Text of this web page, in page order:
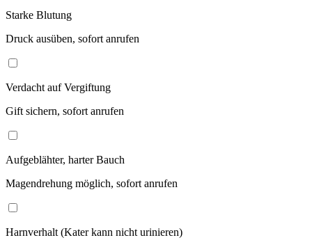
Starke Blutung
Druck ausüben, sofort anrufen
Verdacht auf Vergiftung
Gift sichern, sofort anrufen
Aufgeblähter, harter Bauch
Magendrehung möglich, sofort anrufen
Harnverhalt (Kater kann nicht urinieren)